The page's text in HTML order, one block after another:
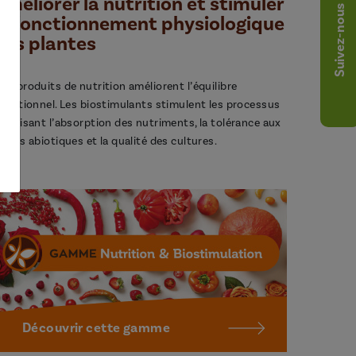
le fonctionnement physiologique
des plantes
Nos produits de nutrition améliorent l’équilibre
nutritionnel. Les biostimulants stimulent les processus
l’absorption des nutriments, la tolérance aux
stress abiotiques et la qualité des cultures.
Découvrir cette gamme
Suivez-nous